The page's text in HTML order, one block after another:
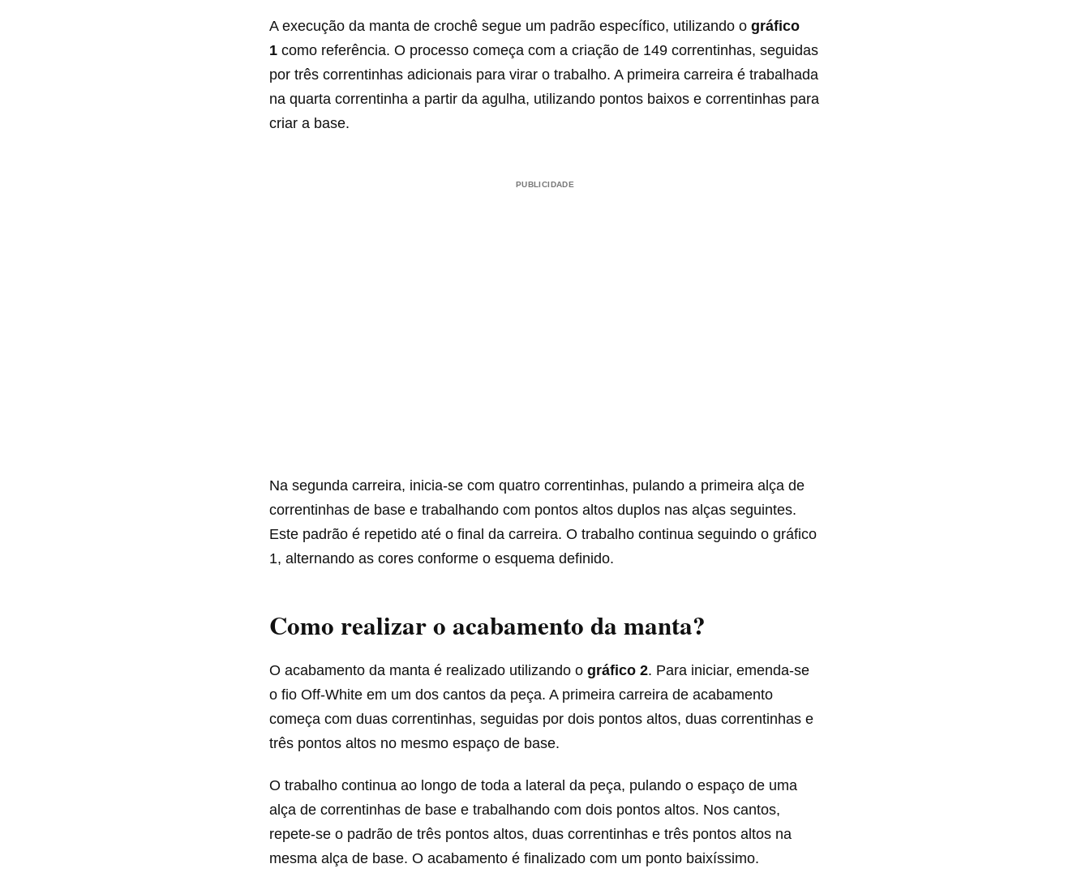
A execução da manta de crochê segue um padrão específico, utilizando o gráfico
1 como referência. O processo começa com a criação de 149 correntinhas, seguidas
por três correntinhas adicionais para virar o trabalho. A primeira carreira é trabalhada
na quarta correntinha a partir da agulha, utilizando pontos baixos e correntinhas para
criar a base.
PUBLICIDADE
Na segunda carreira, inicia-se com quatro correntinhas, pulando a primeira alça de
correntinhas de base e trabalhando com pontos altos duplos nas alças seguintes.
Este padrão é repetido até o final da carreira. O trabalho continua seguindo o gráfico
1, alternando as cores conforme o esquema definido.
Como realizar o acabamento da manta?
O acabamento da manta é realizado utilizando o gráfico 2. Para iniciar, emenda-se
o fio Off-White em um dos cantos da peça. A primeira carreira de acabamento
começa com duas correntinhas, seguidas por dois pontos altos, duas correntinhas e
três pontos altos no mesmo espaço de base.
O trabalho continua ao longo de toda a lateral da peça, pulando o espaço de uma
alça de correntinhas de base e trabalhando com dois pontos altos. Nos cantos,
repete-se o padrão de três pontos altos, duas correntinhas e três pontos altos na
mesma alça de base. O acabamento é finalizado com um ponto baixíssimo.